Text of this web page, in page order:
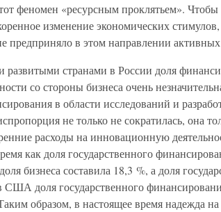
феномен «ресурсным проклятьем». Чтобы
изменение экономических
предприняло в этом направлении
странами в России доля
со стороны бизнеса очень
в области исследований и
не только не сократилась, она
расходы на инновационную
как доля государственного
бизнеса составила 18,3 %, а доля
США доля государственного
образом, в настоящее время надежда